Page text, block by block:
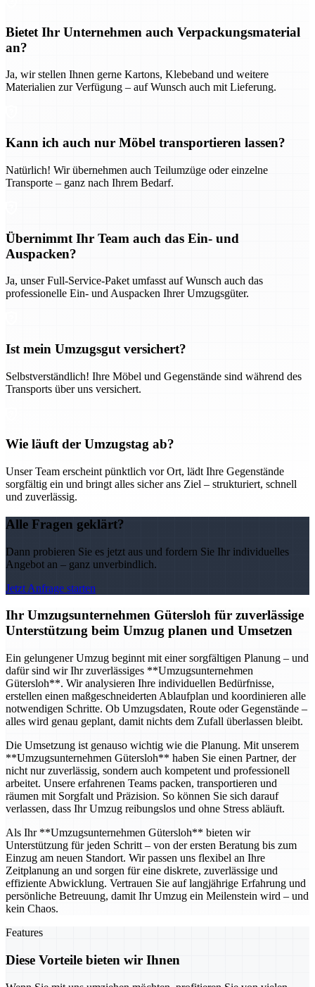
Bietet Ihr Unternehmen auch Verpackungsmaterial
an?
Ja, wir stellen Ihnen gerne Kartons, Klebeband und weitere
Materialien zur Verfügung – auf Wunsch auch mit Lieferung.
Kann ich auch nur Möbel transportieren lassen?
Natürlich! Wir übernehmen auch Teilumzüge oder einzelne
Transporte – ganz nach Ihrem Bedarf.
Übernimmt Ihr Team auch das Ein- und
Auspacken?
Ja, unser Full-Service-Paket umfasst auf Wunsch auch das
professionelle Ein- und Auspacken Ihrer Umzugsgüter.
Ist mein Umzugsgut versichert?
Selbstverständlich! Ihre Möbel und Gegenstände sind während des
Transports über uns versichert.
Wie läuft der Umzugstag ab?
Unser Team erscheint pünktlich vor Ort, lädt Ihre Gegenstände
sorgfältig ein und bringt alles sicher ans Ziel – strukturiert, schnell
und zuverlässig.
Alle Fragen geklärt?
Dann probieren Sie es jetzt aus und fordern Sie Ihr individuelles
Angebot an – ganz unverbindlich.
Jetzt Anfrage starten
Ihr Umzugsunternehmen Gütersloh für zuverlässige
Unterstützung beim Umzug planen und Umsetzen
Ein gelungener Umzug beginnt mit einer sorgfältigen Planung – und
dafür sind wir Ihr zuverlässiges **Umzugsunternehmen
Gütersloh**. Wir analysieren Ihre individuellen Bedürfnisse,
erstellen einen maßgeschneiderten Ablaufplan und koordinieren alle
notwendigen Schritte. Ob Umzugsdaten, Route oder Gegenstände –
alles wird genau geplant, damit nichts dem Zufall überlassen bleibt.
Die Umsetzung ist genauso wichtig wie die Planung. Mit unserem
**Umzugsunternehmen Gütersloh** haben Sie einen Partner, der
nicht nur zuverlässig, sondern auch kompetent und professionell
arbeitet. Unsere erfahrenen Teams packen, transportieren und
räumen mit Sorgfalt und Präzision. So können Sie sich darauf
verlassen, dass Ihr Umzug reibungslos und ohne Stress abläuft.
Als Ihr **Umzugsunternehmen Gütersloh** bieten wir
Unterstützung für jeden Schritt – von der ersten Beratung bis zum
Einzug am neuen Standort. Wir passen uns flexibel an Ihre
Zeitplanung an und sorgen für eine diskrete, zuverlässige und
effiziente Abwicklung. Vertrauen Sie auf langjährige Erfahrung und
persönliche Betreuung, damit Ihr Umzug ein Meilenstein wird – und
kein Chaos.
Features
Diese Vorteile bieten wir Ihnen